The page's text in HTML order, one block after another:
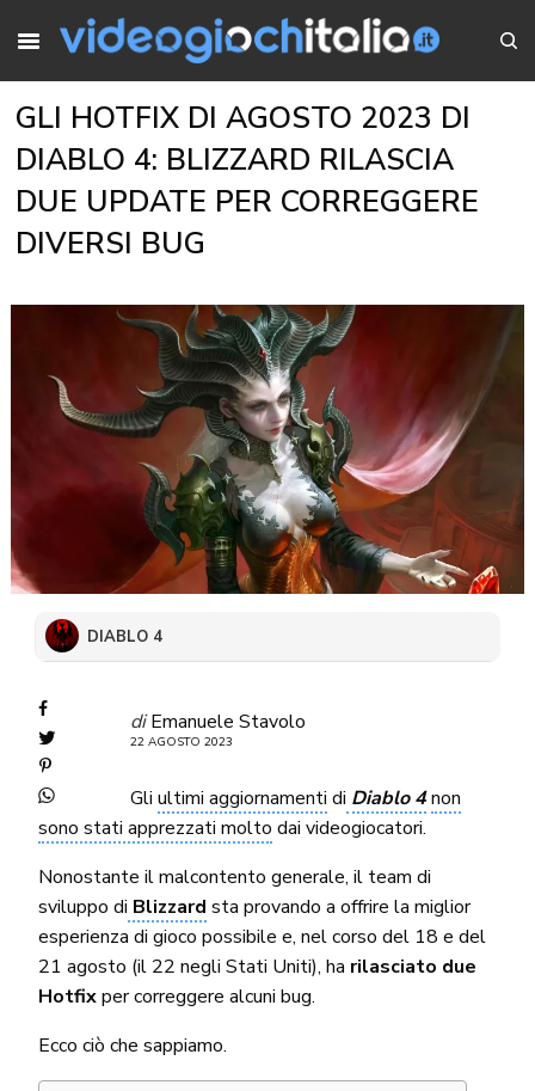
GLI HOTFIX DI AGOSTO 2023 DI
DIABLO 4: BLIZZARD RILASCIA
DUE UPDATE PER CORREGGERE
DIVERSI BUG
DIABLO 4
di Emanuele Stavolo
22 AGOSTO 2023
Gli ultimi aggiornamenti di Diablo 4non
sono stati apprezzati molto dai videogiocatori.
Nonostante il malcontento generale, il team di
sviluppo di Blizzard sta provando a offrire la miglior
esperienza di gioco possibile e, nel corso del 18 e del
21 agosto (il 22 negli Stati Uniti), ha rilasciato due
Hotfixper correggere alcuni bug.
Ecco ciò che sappiamo.